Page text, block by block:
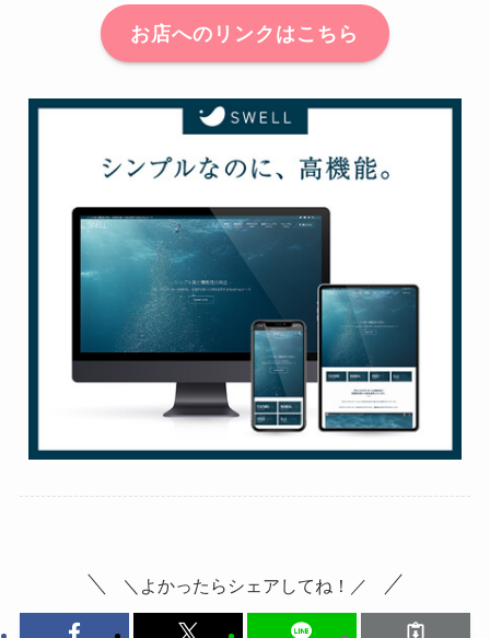
お店へのリンクはこちら
＼よかったらシェアしてね！／